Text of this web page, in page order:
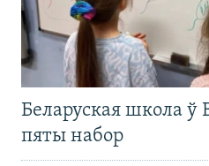
Беларуская школа ў
пяты набор